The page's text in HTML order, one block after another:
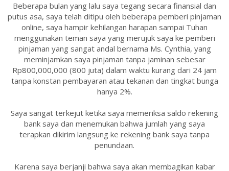
Beberapa bulan yang lalu saya tegang secara finansial dan
putus asa, saya telah ditipu oleh beberapa pemberi pinjaman
online, saya hampir kehilangan harapan sampai Tuhan
menggunakan teman saya yang merujuk saya ke pemberi
pinjaman yang sangat andal bernama Ms. Cynthia, yang
meminjamkan saya pinjaman tanpa jaminan sebesar
Rp800,000,000 (800 juta) dalam waktu kurang dari 24 jam
tanpa konstan pembayaran atau tekanan dan tingkat bunga
hanya 2%.
Saya sangat terkejut ketika saya memeriksa saldo rekening
bank saya dan menemukan bahwa jumlah yang saya
terapkan dikirim langsung ke rekening bank saya tanpa
penundaan.
Karena saya berjanji bahwa saya akan membagikan kabar